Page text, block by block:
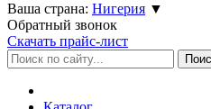
Ваша страна: Нигерия ▼
Обратный звонок
Скачать прайс-лист